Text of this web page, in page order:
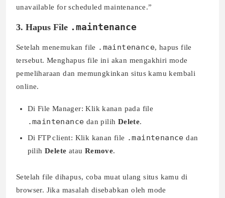
unavailable for scheduled maintenance.”
3. Hapus File .maintenance
Setelah menemukan file .maintenance, hapus file
tersebut. Menghapus file ini akan mengakhiri mode
pemeliharaan dan memungkinkan situs kamu kembali
online.
Di File Manager: Klik kanan pada file
.maintenance dan pilih Delete.
Di FTP client: Klik kanan file .maintenance dan
pilih Delete atau Remove.
Setelah file dihapus, coba muat ulang situs kamu di
browser. Jika masalah disebabkan oleh mode